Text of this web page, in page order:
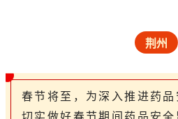
荆州
春节将至，为深入推进药品
切实做好春节期间药品安